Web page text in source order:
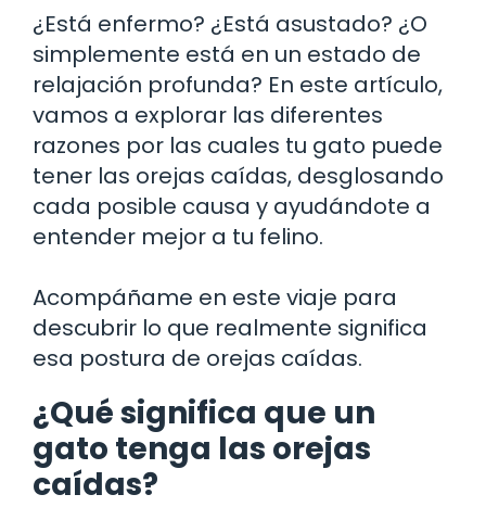
¿Está enfermo? ¿Está asustado? ¿O
simplemente está en un estado de
relajación profunda? En este artículo,
vamos a explorar las diferentes
razones por las cuales tu gato puede
tener las orejas caídas, desglosando
cada posible causa y ayudándote a
entender mejor a tu felino.
Acompáñame en este viaje para
descubrir lo que realmente significa
esa postura de orejas caídas.
¿Qué significa que un
gato tenga las orejas
caídas?